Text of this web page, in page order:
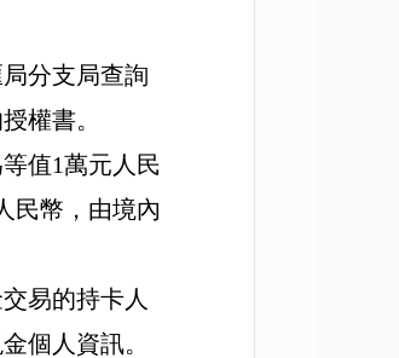
分支局查詢
權書。
值1萬元人民
民幣，由境內
易的持卡人
個人資訊。